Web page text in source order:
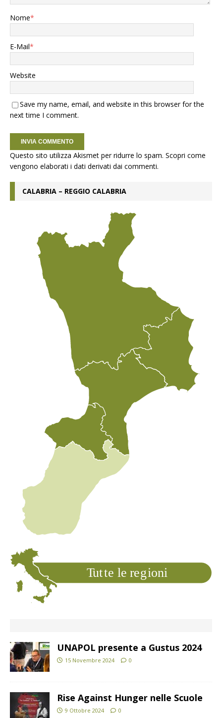
Nome*
E-Mail*
Website
Save my name, email, and website in this browser for the
next time I comment.
Questo sito utilizza Akismet per ridurre lo spam. Scopri come
vengono elaborati i dati derivati dai commenti.
CALABRIA – REGGIO CALABRIA
Tutte leregioni
UNAPOL presente a Gustus 2024
15 Novembre 2024 0
Rise Against Hunger nelle Scuole
9 Ottobre 2024 0